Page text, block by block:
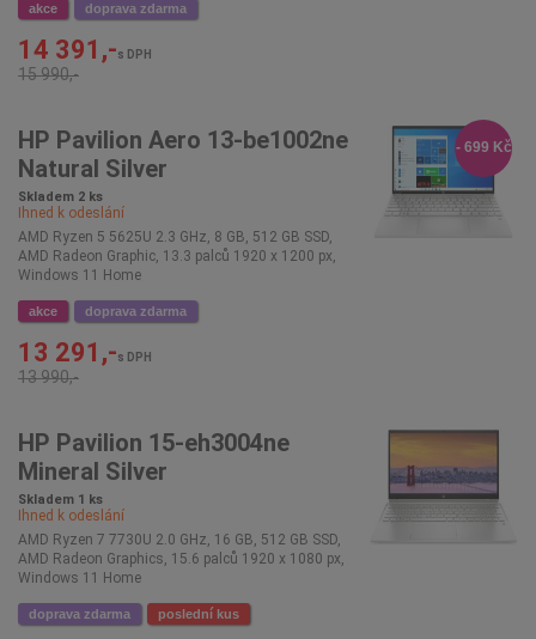
akce doprava zdarma
14 391,-s DPH
15 990,-
HP Pavilion Aero 13-be1002ne
Natural Silver
Skladem 2 ks
Ihned k odeslání
AMD Ryzen 5 5625U 2.3 GHz, 8 GB, 512 GB SSD,
AMD Radeon Graphic, 13.3 palců 1920 x 1200 px,
Windows 11 Home
akce doprava zdarma
- 699 Kč
13 291,-s DPH
13 990,-
HP Pavilion 15-eh3004ne
Mineral Silver
Skladem 1 ks
Ihned k odeslání
AMD Ryzen 7 7730U 2.0 GHz, 16 GB, 512 GB SSD,
AMD Radeon Graphics, 15.6 palců 1920 x 1080 px,
Windows 11 Home
doprava zdarma poslední kus